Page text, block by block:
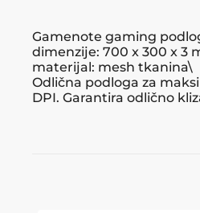
Gamenote gaming
dimenzije: 700 x 300 x 3
materijal: mesh tkanina\
Odlična podloga za
DPI. Garantira odlično